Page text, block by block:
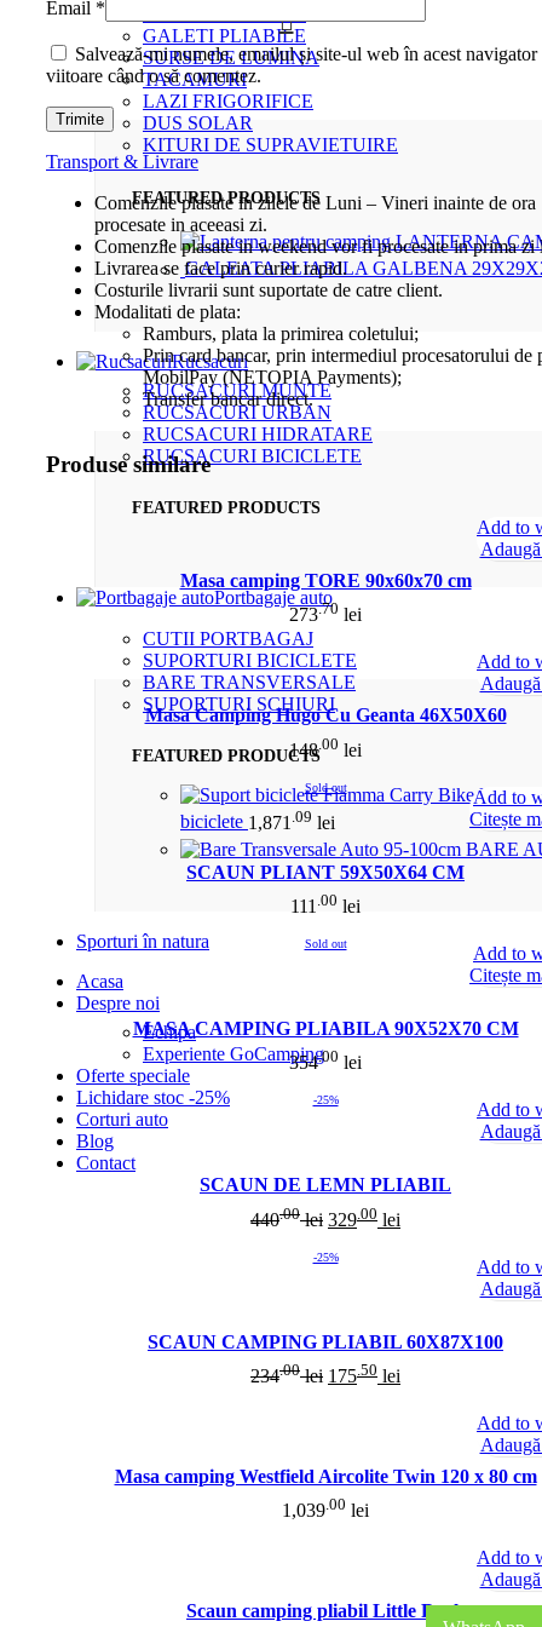
GALETI PLIABILE
SURSE DE LUMINA
TACAMURI
LAZI FRIGORIFICE
DUS SOLAR
KITURI DE SUPRAVIETUIRE
FEATURED PRODUCTS
LANTERNA
GALEATA PLIABILA GALBENA
Rucsacuri
RUCSACURI MUNTE
RUCSACURI URBAN
RUCSACURI HIDRATARE
RUCSACURI BICICLETE
FEATURED PRODUCTS
Portbagaje auto
CUTII PORTBAGAJ
SUPORTURI BICICLETE
BARE TRANSVERSALE
SUPORTURI SCHIURI
FEATURED PRODUCTS
biciclete 1,871 .09 lei
BARE
Sporturi în natura
Acasa
Despre noi
Echipa
Experiente GoCamping
Oferte speciale
Lichidare stoc -25%
Corturi auto
Blog
Contact
Email *
Salvează-mi numele, emailul și site-ul web în acest navigator
viitoare când o să comentez.
Transport & Livrare
Comenzile plasate in zilele de Luni – Vineri inainte de
procesate in aceeasi zi.
Comenzile plasate in weekend vor fi procesate in prima zi
Livrarea se face prin curier rapid.
Costurile livrarii sunt suportate de catre client.
Modalitati de plata:
Ramburs, plata la primirea coletului;
Prin card bancar, prin intermediul procesatorului de
MobilPay (NETOPIA Payments);
Transfer bancar direct.
Produse similare
Masa camping TORE 90x60x70 cm
273.70 lei
Add to
Masa Camping Hugo Cu Geanta 46X50X60
148 .00 lei
Add to
Sold out
SCAUN PLIANT 59X50X64 CM
111 .00 lei
Add to
Citește
Sold out
MASA CAMPING PLIABILA 90X52X70 CM
354.00 lei
Add to
Citește
-25%
SCAUN DE LEMN PLIABIL
440.00 lei 329 .00 lei
Add to
-25%
SCAUN CAMPING PLIABIL 60X87X100
234.00 lei 175 .50 lei
Add to
Masa camping Westfield Aircolite Twin 120 x 80 cm
1,039.00 lei
Add to
Scaun camping pliabil Little Rock
Add to